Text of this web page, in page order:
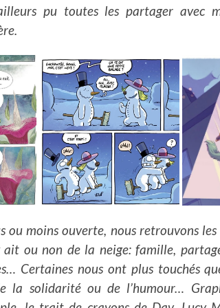
pu toutes les partager avec
ou moins ouverte, nous retrouvons les
ou non de la neige: famille,
Certaines nous ont plus touchés
la solidarité ou de l’humour…